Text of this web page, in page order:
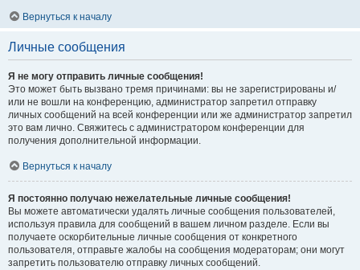
Вернуться к началу
Личные сообщения
Я не могу отправить личные сообщения!
Это может быть вызвано тремя причинами: вы не зарегистрированы и/
или не вошли на конференцию, администратор запретил отправку
личных сообщений на всей конференции или же администратор запретил
это вам лично. Свяжитесь с администратором конференции для
получения дополнительной информации.
Вернуться к началу
Я постоянно получаю нежелательные личные сообщения!
Вы можете автоматически удалять личные сообщения пользователей,
используя правила для сообщений в вашем личном разделе. Если вы
получаете оскорбительные личные сообщения от конкретного
пользователя, отправьте жалобы на сообщения модераторам; они могут
запретить пользователю отправку личных сообщений.